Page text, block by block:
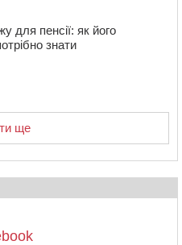
для пенсії: як його
знати
ще